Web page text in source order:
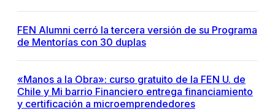
FEN Alumni cerró la tercera versión de su Programa
de Mentorías con 30 duplas
«Manos a la Obra»: curso gratuito de la FEN U. de
Chile y Mi barrio Financiero entrega financiamiento
y certificación a microemprendedores